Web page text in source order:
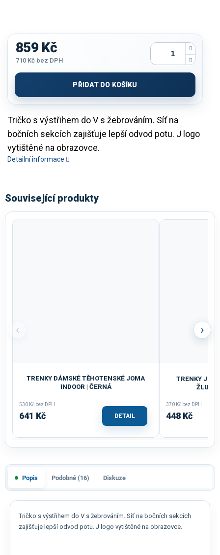
Tričko s výstřihem do V s žebrováním. Síť na
bočních sekcích zajišťuje lepší odvod potu. J logo
vytištěné na obrazovce.
Detailní informace
859 Kč
710 Kč bez DPH
cena:
PŘIDAT DO KOŠÍKU
Související produkty
‹
TRENKY DÁMSKÉ TĚHOTENSKÉ JOMA
INDOOR | ČERNÁ
530 Kč bez DPH
641 Kč DETAIL
TRENKY
370 Kč bez DPH
448 Kč
›
Popis Podobné (16) Diskuze
Tričko s výstřihem do V s žebrováním. Síť na bočních sekcích
zajišťuje lepší odvod potu. J logo vytištěné na obrazovce.